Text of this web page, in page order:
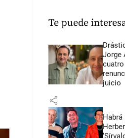
Te puede
Jorge
juicio
share
Habrá